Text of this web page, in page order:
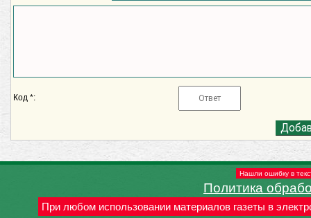
Код *:
Нашли ошибку в
Политика
При любом использовании материалов газеты в